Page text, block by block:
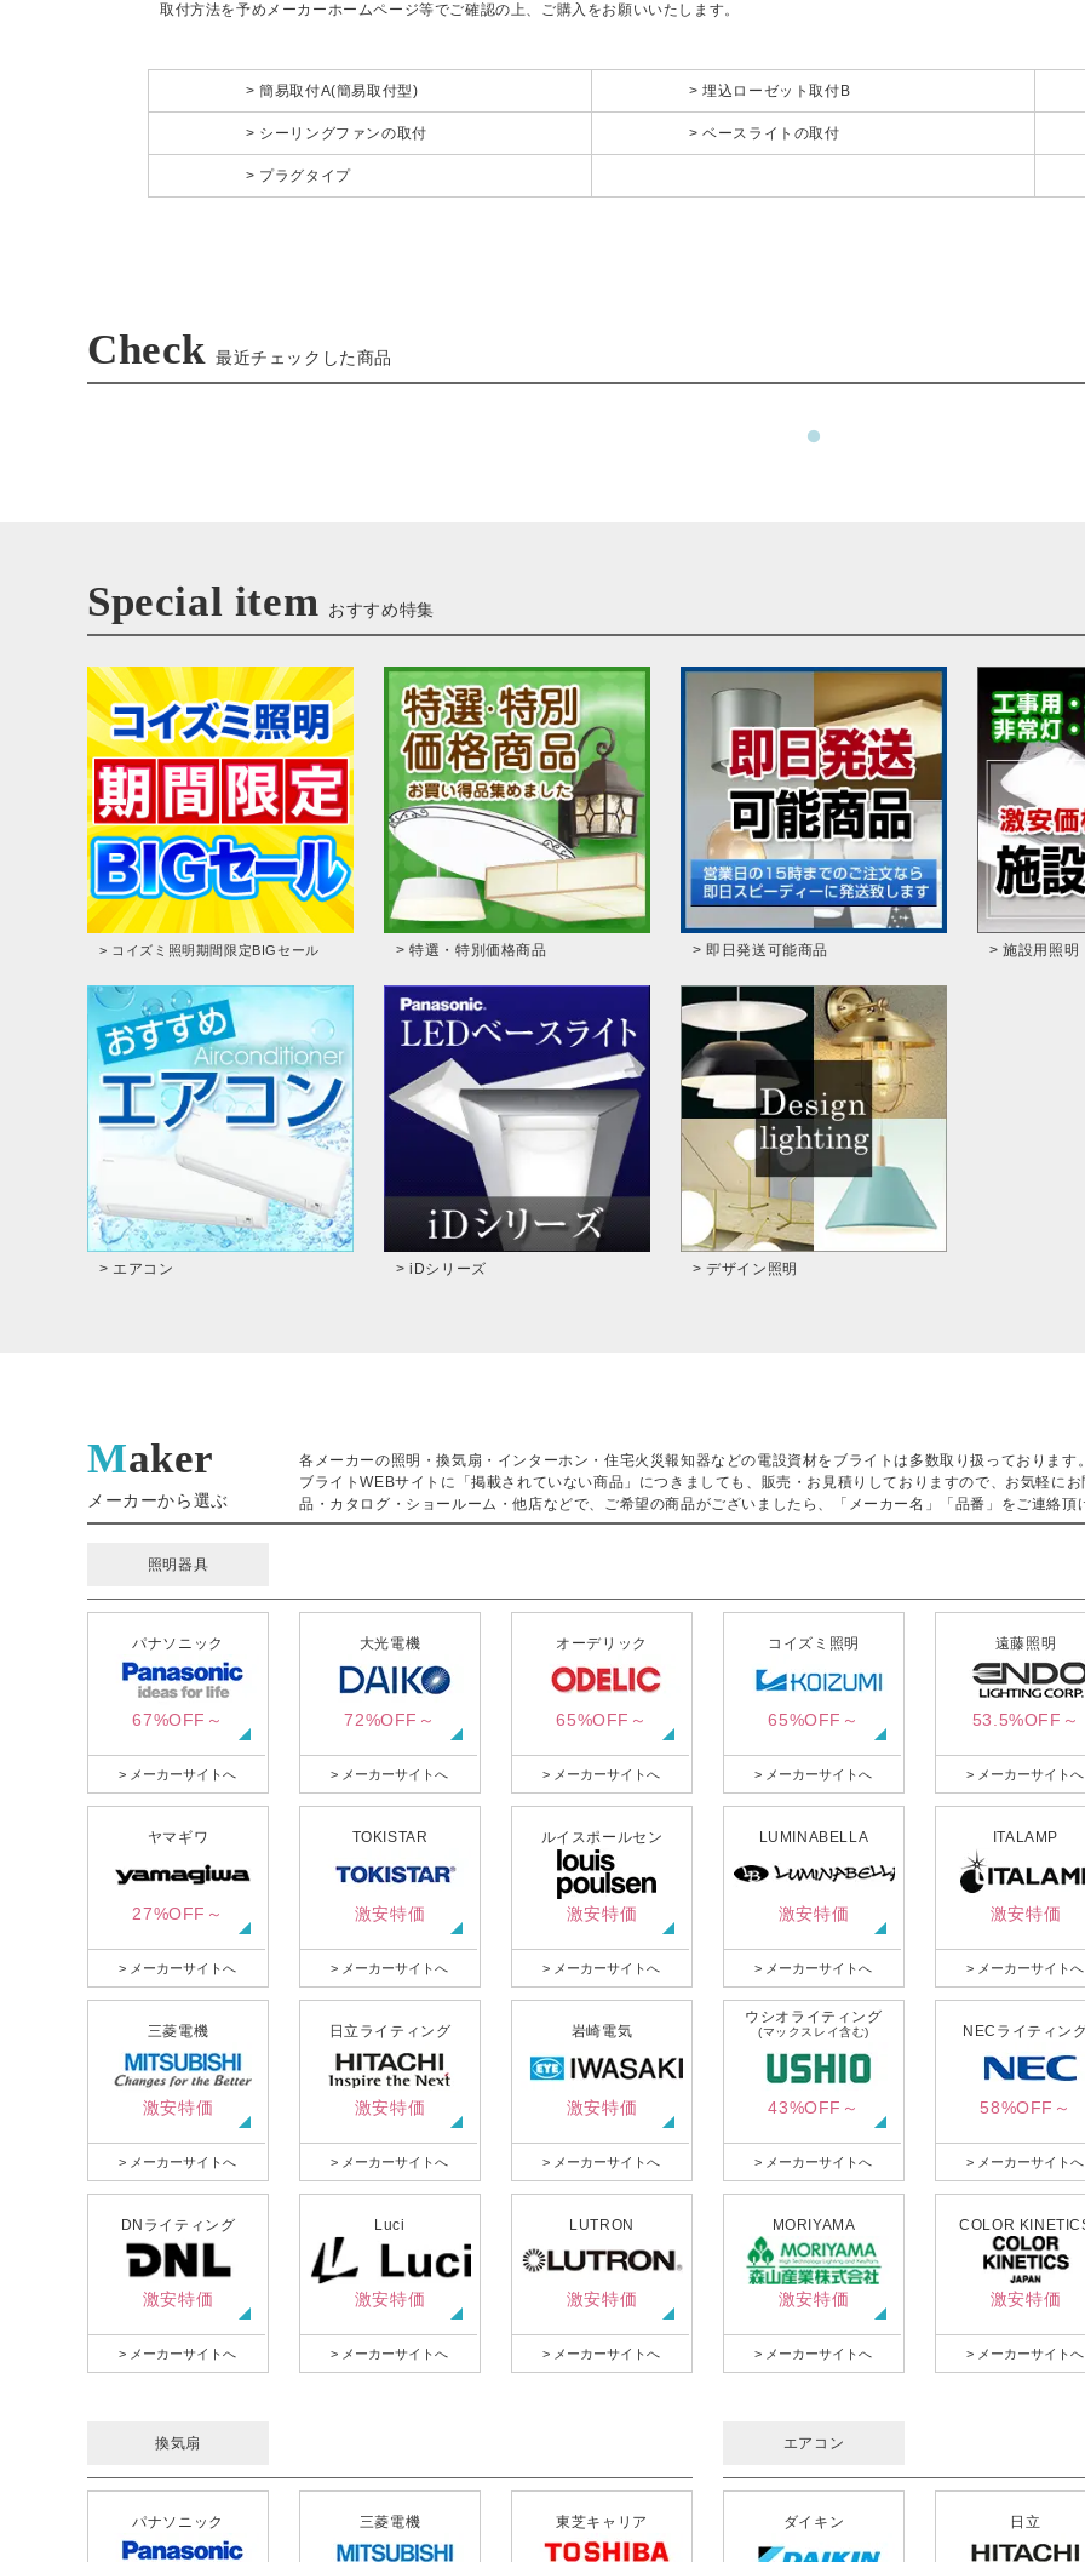
取付方法を予めメーカーホームページ等でご確認の上、ご購入をお願いいたします。
簡易取付A(簡易取付型) 埋込ローゼット取付B
シーリングファンの取付 ベースライトの取付
プラグタイプ
Check 最近チェックした商品
Special item おすすめ特集
> コイズミ照明期間限定BIGセール > 特選・特別価格商品 > 即日発送可能商品 > 施設用照明
> エアコン > iDシリーズ > デザイン照明
Maker
メーカーから選ぶ
各メーカーの照明・換気扇・インターホン・住宅火災報知器などの電設資材をブライトは多数取り扱っております。
ブライトWEBサイトに「掲載されていない商品」につきましても、販売・お見積りしておりますので、お気軽に
品・カタログ・ショールーム・他店などで、ご希望の商品がございましたら、「メーカー名」「品番」をご連絡頂
照明器具
パナソニック
67%OFF～
> メーカーサイトへ
大光電機
72%OFF～
> メーカーサイトへ
オーデリック
65%OFF～
> メーカーサイトへ
コイズミ照明
65%OFF～
> メーカーサイトへ
遠藤照明
53.5%OFF～
> メーカーサイトへ
ヤマギワ
27%OFF～
> メーカーサイトへ
TOKISTAR
激安特価
> メーカーサイトへ
ルイスポールセン
激安特価
> メーカーサイトへ
LUMINABELLA
激安特価
> メーカーサイトへ
ITALAMP
激安特価
> メーカーサイトへ
三菱電機
激安特価
> メーカーサイトへ
日立ライティング
激安特価
> メーカーサイトへ
岩崎電気
激安特価
> メーカーサイトへ
ウシオライティング
(マックスレイ含む)
43%OFF～
> メーカーサイトへ
NECライティン
58%OFF～
> メーカーサイトへ
DNライティング
激安特価
> メーカーサイトへ
Luci
激安特価
> メーカーサイトへ
LUTRON
激安特価
> メーカーサイトへ
MORIYAMA
激安特価
> メーカーサイトへ
COLOR
激安特価
> メーカーサイトへ
換気扇 エアコン
パナソニック 三菱電機 東芝キャリア ダイキン 日立